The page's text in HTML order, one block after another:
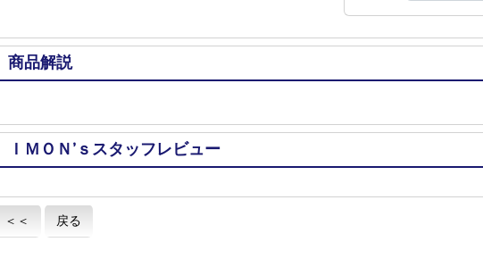
商品解説
ＩＭＯＮ’ｓスタッフレビュー
＜＜ 戻る